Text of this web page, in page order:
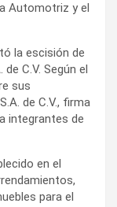
Automotriz y el
la escisión de
C.V. Según el
sus
de C.V., firma
integrantes de
en el
para el